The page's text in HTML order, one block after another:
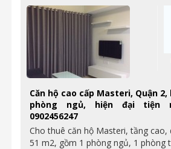
Căn hộ cao cấp Masteri, Quận 2,
phòng ngủ, hiện đại tiện
0902456247
Cho thuê căn hộ Masteri, tầng cao,
51 m2, gồm 1 phòng ngủ, 1 phòng